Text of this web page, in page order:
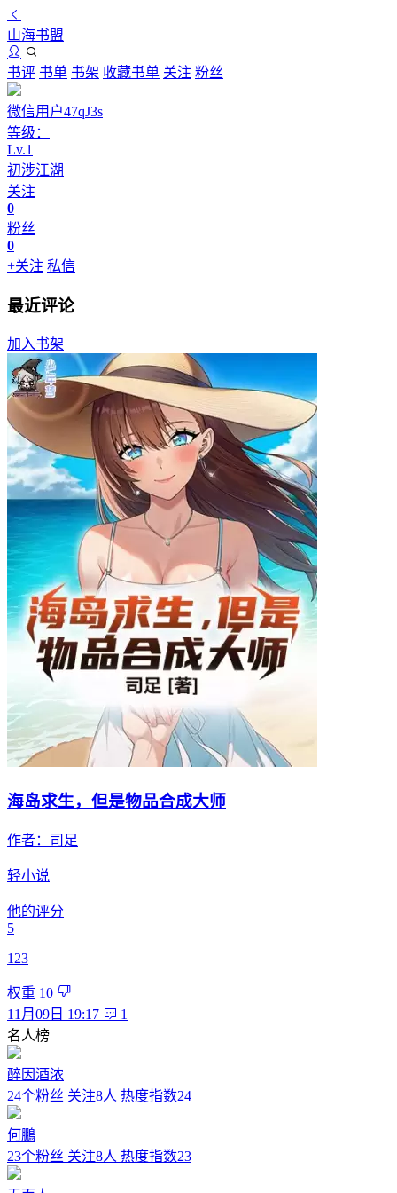
山海书盟
书评 书单 书架 收藏书单 关注 粉丝
微信用户47qJ3s
等级：
Lv.1
初涉江湖
关注
0
粉丝
0
+关注 私信
最近评论
加入书架
海岛求生，但是物品合成大师
作者： 司足
轻小说
他的评分
5
123
权重 10
11月09日 19:17
1
名人榜
醉因酒浓
24个粉丝 关注8人 热度指数24
何鵬
23个粉丝 关注8人 热度指数23